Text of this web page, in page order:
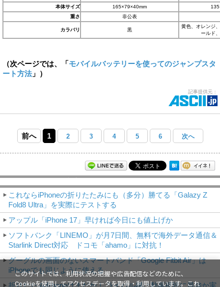
本体サイズ
165×79×40mm
重さ
非公表
カラバリ 黒
黄色、オレンジ
ールド
（次ページでは、「モバイルバッテリーを使ってのジャンプスタ
ート方法」）
記事提供元：
前へ 1 2 3 4 5 6 次へ
これならiPhoneの折りたたみにも（多分）勝てる「Galazy Z
Fold8 Ultra」を実際にテストする
アップル「iPhone 17」早ければ今日にも値上げか
ソフトバンク「LINEMO」が月7日間、無料で海外データ通信＆
Starlink Direct対応 ドコモ「ahamo」に対抗！
グーグルの画面のないスマートバンド「Google Fitbit Air」は
iPhoneでも同じように使える
折りたたみiPhoneはまだか！ ライバル機は動画視聴に最強か実
このサイトでは、利用状況の把握や広告配信などのために、
Cookieを使用してアクセスデータを取得・利用しています。これ